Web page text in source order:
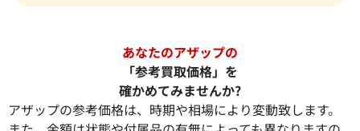
あなたのアザップの
「参考買取価格」を
確かめてみませんか?
アザップの参考価格は、時期や相場により変動致します。